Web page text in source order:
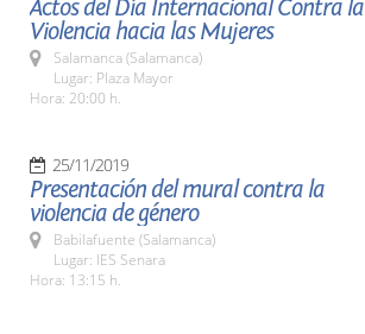
Actos del Día Internacional Contra la
Violencia hacia las Mujeres
Salamanca (Salamanca)
Lugar: Plaza Mayor
Hora: 20:00 h.
25/11/2019
Presentación del mural contra la
violencia de género
Babilafuente (Salamanca)
Lugar: IES Senara
Hora: 13:15 h.